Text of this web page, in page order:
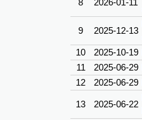
8 2026-01-11
9 2025-12-13
10 2025-10-19
11
2025-06-29
12
2025-06-29
13 2025-06-22